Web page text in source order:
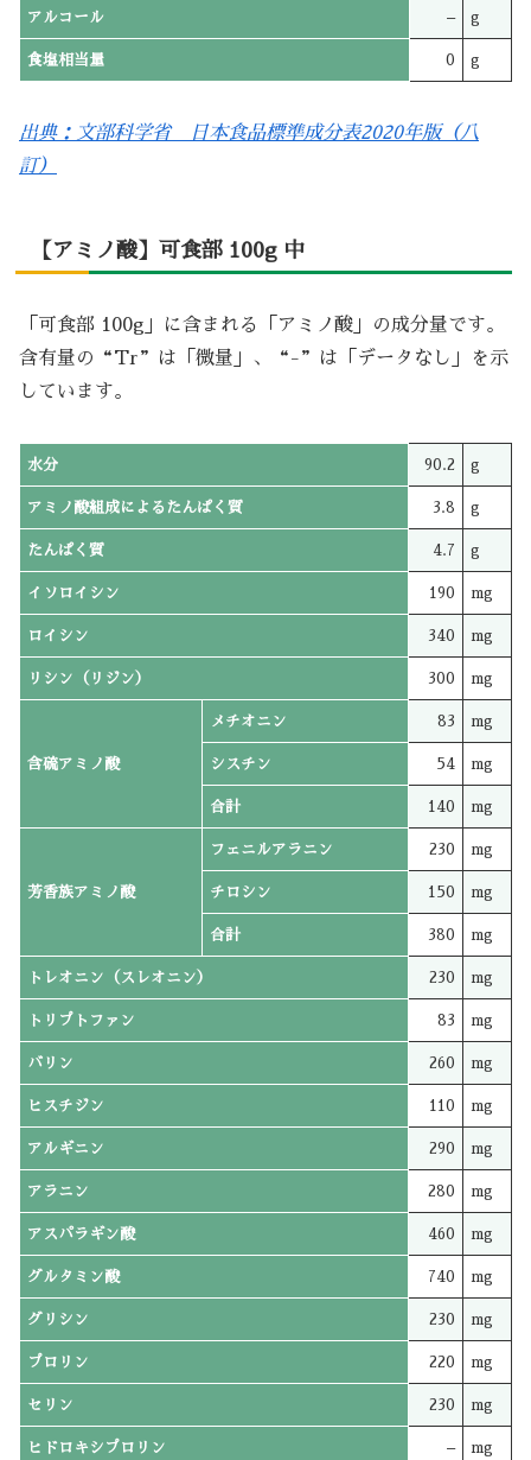
アルコール – g
食塩相当量 0 g
出典：文部科学省 日本食品標準成分表2020年版（八
訂）
【アミノ酸】可食部 100g 中
「可食部 100g」に含まれる「アミノ酸」の成分量です。
含有量の“Tr”は「微量」、“-”は「データなし」を示
しています。
水分 90.2 g
アミノ酸組成によるたんぱく質 3.8 g
たんぱく質 4.7 g
イソロイシン 190 mg
ロイシン 340 mg
リシン（リジン） 300 mg
含硫アミノ酸
メチオニン 83 mg
シスチン 54 mg
合計 140 mg
芳香族アミノ酸
フェニルアラニン 230 mg
チロシン 150 mg
合計 380 mg
トレオニン（スレオニン） 230 mg
トリプトファン 83 mg
バリン 260 mg
ヒスチジン 110 mg
アルギニン 290 mg
アラニン 280 mg
アスパラギン酸 460 mg
グルタミン酸 740 mg
グリシン 230 mg
プロリン 220 mg
セリン 230 mg
ヒドロキシプロリン – mg